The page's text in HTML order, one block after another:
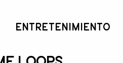
ENTRETENIMIENTO